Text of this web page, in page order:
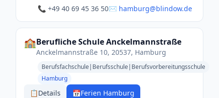
📞 +49 40 69 45 36 50✉️ hamburg@blindow.de
🏫Berufliche Schule Anckelmannstraße
Anckelmannstraße 10, 20537, Hamburg
Berufsfachschule|Berufsschule|Berufsvorbereitungsschule
Hamburg
📋Details 📅Ferien Hamburg